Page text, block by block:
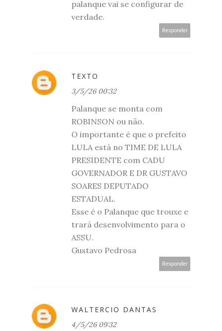
palanque vai se configurar de
verdade.
Responder
TEXTO
3/5/26 00:32
Palanque se monta com
ROBINSON ou não.
O importante é que o prefeito
LULA está no TIME DE LULA
PRESIDENTE com CADU
GOVERNADOR E DR GUSTAVO
SOARES DEPUTADO
ESTADUAL.
Esse é o Palanque que trouxe e
trará desenvolvimento para o
ASSU.
Gustavo Pedrosa
Responder
WALTERCIO DANTAS
4/5/26 09:32